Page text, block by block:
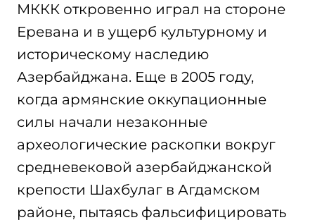
МККК откровенно играл на стороне
Еревана и в ущерб культурному и
историческому наследию
Азербайджана. Еще в 2005 году,
когда армянские оккупационные
силы начали незаконные
археологические раскопки вокруг
средневековой азербайджанской
крепости Шахбулаг в Агдамском
районе, пытаясь фальсифицировать